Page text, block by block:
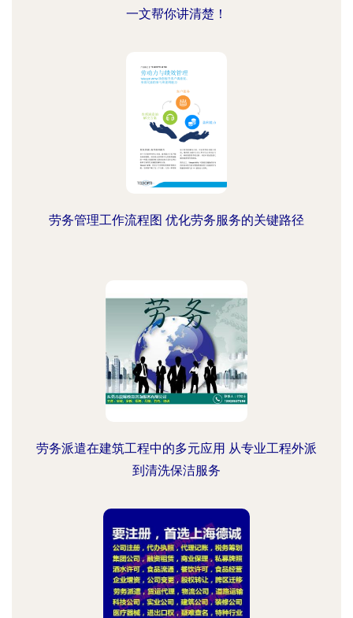
一文帮你讲清楚！
劳务管理工作流程图 优化劳务服务的关键路径
劳务派遣在建筑工程中的多元应用 从专业工程外派
到清洗保洁服务